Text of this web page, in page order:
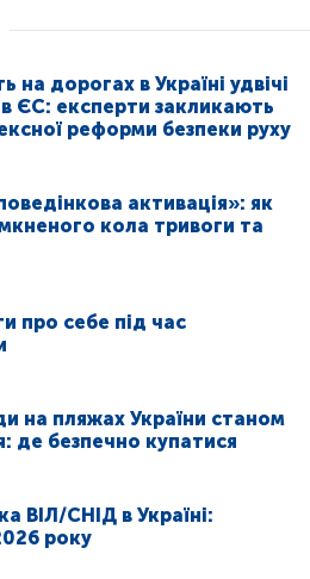
на дорогах в Україні удвічі
ЄС: експерти закликають
реформи безпеки руху
активація»: як
кола тривоги та
про себе під час
на пляжах України станом
де безпечно купатися
ВІЛ/СНІД в Україні:
року